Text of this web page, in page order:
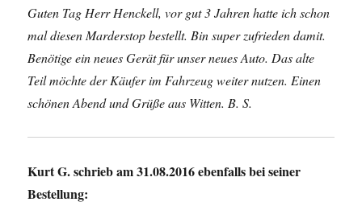
Guten Tag Herr Henckell, vor gut 3 Jahren hatte ich schon
mal diesen Marderstop bestellt. Bin super zufrieden damit.
Benötige ein neues Gerät für unser neues Auto. Das alte
Teil möchte der Käufer im Fahrzeug weiter nutzen. Einen
schönen Abend und Grüße aus Witten. B. S.
Kurt G. schrieb am 31.08.2016 ebenfalls bei seiner
Bestellung: